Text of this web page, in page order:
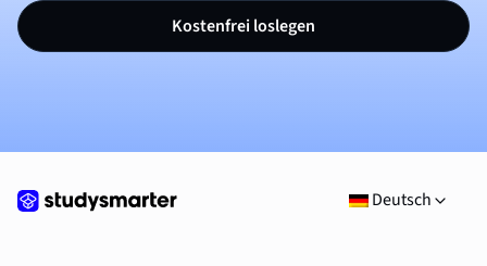
Kostenfrei loslegen
Deutsch